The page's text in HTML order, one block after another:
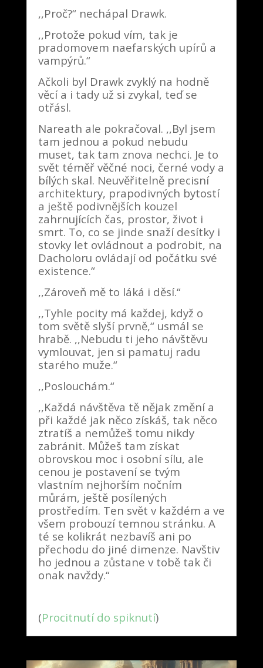
,,Proč?“ nechápal Drawk.
,,Protože pokud vím, tak je
pradomovem naefarských upírů a
vampýrů.“
Ačkoli byl Drawk zvyklý na hodně
věcí a i tady už si zvykal, teď se
otřásl.
Nareath ale pokračoval. ,,Byl jsem
tam jednou a pokud nebudu
muset, tak tam znova nechci. Je to
svět téměř věčné noci, černé vody a
bílých skal. Neuvěřitelně precisní
architektury, prapodivných bytostí
a ještě podivnějších kouzel
zahrnujících čas, prostor, život i
smrt. To, co se jinde snaží desítky i
stovky let ovládnout a podrobit, na
Dacholoru ovládají od počátku své
existence.“
,,Zároveň mě to láká i děsí.“
,,Tyhle pocity má každej, když o
tom světě slyší prvně,“ usmál se
hrabě. ,,Nebudu ti jeho návštěvu
vymlouvat, jen si pamatuj radu
starého muže.“
,,Poslouchám.“
,,Každá návštěva tě nějak změní a
při každé jak něco získáš, tak něco
ztratíš a nemůžeš tomu nikdy
zabránit. Můžeš tam získat
obrovskou moc i osobní sílu, ale
cenou je postavení se tvým
vlastním nejhorším nočním
můrám, ještě posílených
prostředím. Ten svět v každém a ve
všem probouzí temnou stránku. A
té se kolikrát nezbavíš ani po
přechodu do jiné dimenze. Navštiv
ho jednou a zůstane v tobě tak či
onak navždy.“
(Procitnutí do spiknutí)